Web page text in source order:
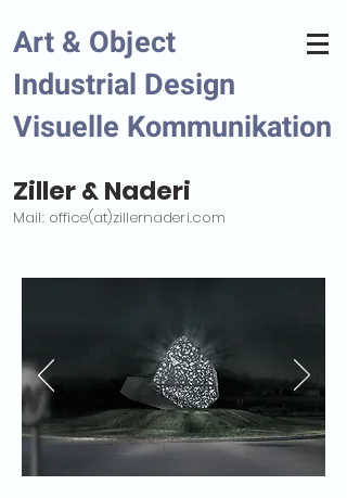
Art & Object
Industrial Design
Visuelle Kommunikation
Ziller & Naderi
Mail: office(at)zillernaderi.com